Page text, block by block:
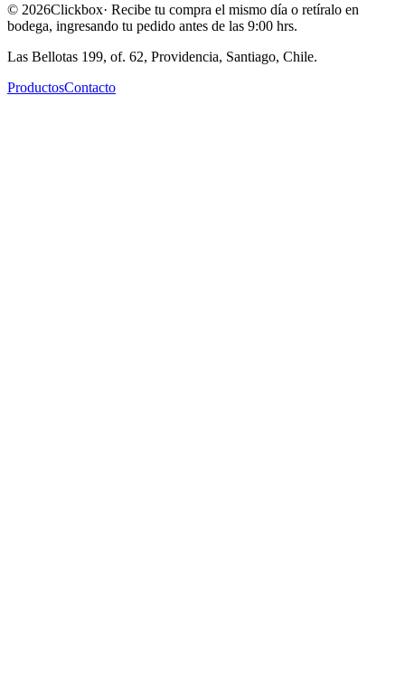
© 2026Clickbox· Recibe tu compra el mismo día o retíralo en
bodega, ingresando tu pedido antes de las 9:00 hrs.
Las Bellotas 199, of. 62, Providencia, Santiago, Chile.
ProductosContacto